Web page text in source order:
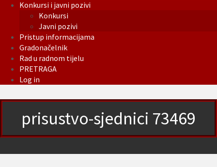
Konkursi i javni pozivi
Konkursi
Javni pozivi
Pristup informacijama
Gradonačelnik
Rad u radnom tijelu
PRETRAGA
Log in
prisustvo-sjednici 73469